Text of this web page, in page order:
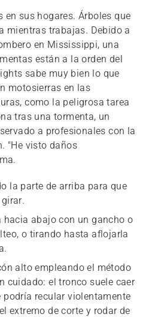
en sus hogares. Árboles que
mientras trabajas. Debido a
en Mississippi, una
están a la orden del
sabe muy bien lo que
motosierras en las
como la peligrosa tarea
tras una tormenta, un
a profesionales con la
"He visto daños
la parte de arriba para que
hacia abajo con un gancho o
o tirando hasta aflojarla
alto empleando el método
cuidado: el tronco suele caer
podría recular violentamente
extremo de corte y rodar de